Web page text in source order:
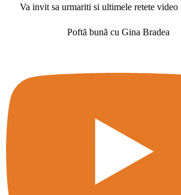
Va invit sa urmariti si ultimele retete video
Poftă bună cu Gina Bradea